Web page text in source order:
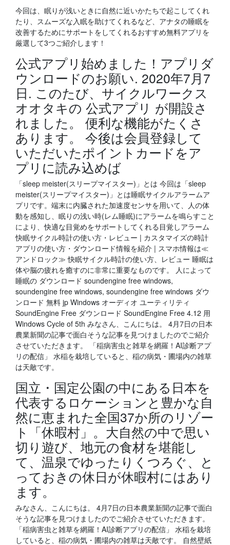
今回は、眠りが浅いときに自然に近いかたちで起こしてくれ
たり、スムーズな入眠を助けてくれるなど、アナタの睡眠を
改善するためにサポートをしてくれるおすすめ無料アプリを
厳選して3つご紹介します！
公式アプリ始めました！アプリダ
ウンロードのお願い. 2020年7月7
日. このたび、サイクルワークス
オオタキの 公式アプリ が開設さ
れました。 便利な機能がたくさ
あります。 今後は会員登録して
いただいたポイントカードをア
プリに読み込めば
「sleep meister(スリープマイスター)」とは 今回は「sleep
meister(スリープマイスター)」とは睡眠サイクルアラームア
プリです。端末に内臓された加速度センサを用いて、人の体
動を感知し、眠りの浅い時(レム睡眠)にアラームを鳴らすこと
により、快適な目覚めをサポートしてくれる目覚しアラーム
快眠サイクル時計の使い方・レビュー | カスタマイズの時計
アプリの使い方・ダウンロード情報を紹介 | スマホ情報は≪
アンドロック≫ 快眠サイクル時計の使い方、レビュー 睡眠は
体や脳の疲れを癒すのに非常に重要なものです。 人によって
睡眠の ダウンロード soundengine free windows,
soundengine free windows, soundengine free windows ダウ
ンロード 無料 jp Windows オーディオ ユーティリティ
SoundEngine Free ダウンロード SoundEngine Free 4.12 用
Windows Cycle of 5th みなさん、こんにちは。 4月7日の日本
農業新聞の記事で面白そうな記事を見つけましたのでご紹介
させていただきます。 「稲病害虫と雑草を網羅！AI診断アプ
リの配信」 水稲を栽培していると、稲の病気・圃場内の雑草
は天敵です。
国立・国定公園の中にある日本を
代表するロケーションと豊かな自
然に恵まれた全国37か所のリゾー
ト「休暇村」。大自然の中で思い
切り遊び、地元の食材を堪能し
て、温泉でゆったりくつろぐ、と
っておきの休日が休暇村にはあり
ます。
みなさん、こんにちは。 4月7日の日本農業新聞の記事で面白
そうな記事を見つけましたのでご紹介させていただきます。
「稲病害虫と雑草を網羅！AI診断アプリの配信」 水稲を栽培
していると、稲の病気・圃場内の雑草は天敵です。 自然壁紙